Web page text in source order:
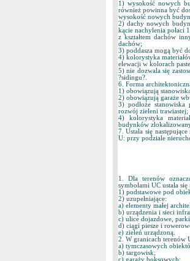
1) wysokość nowych
również powinna być
wysokość nowych
2) dachy nowych
kącie nachylenia połaci
z kształtem dachów
dachów;
3) poddasza mogą być
4) kolorystyka
elewacji w kolorach
5) nie dozwala się
?sidingu?.
6. Forma
1) obowiązują
2) obowiązują garaże
3) podłoże
rozwój zieleni trawiastej;
4) kolorystyka
budynków
7. Ustala się
U: przy podziale
1. Dla terenów
symbolami UC ustala się
1) podstawowe pod
2) uzupełniające:
a) elementy małej
b) urządzenia i sieci
c) ulice dojazdowe,
d) ciągi piesze i
e) zieleń urządzoną.
2. W granicach terenów
a) tymczasowych
b) targowisk;
c) garaży boksowych;